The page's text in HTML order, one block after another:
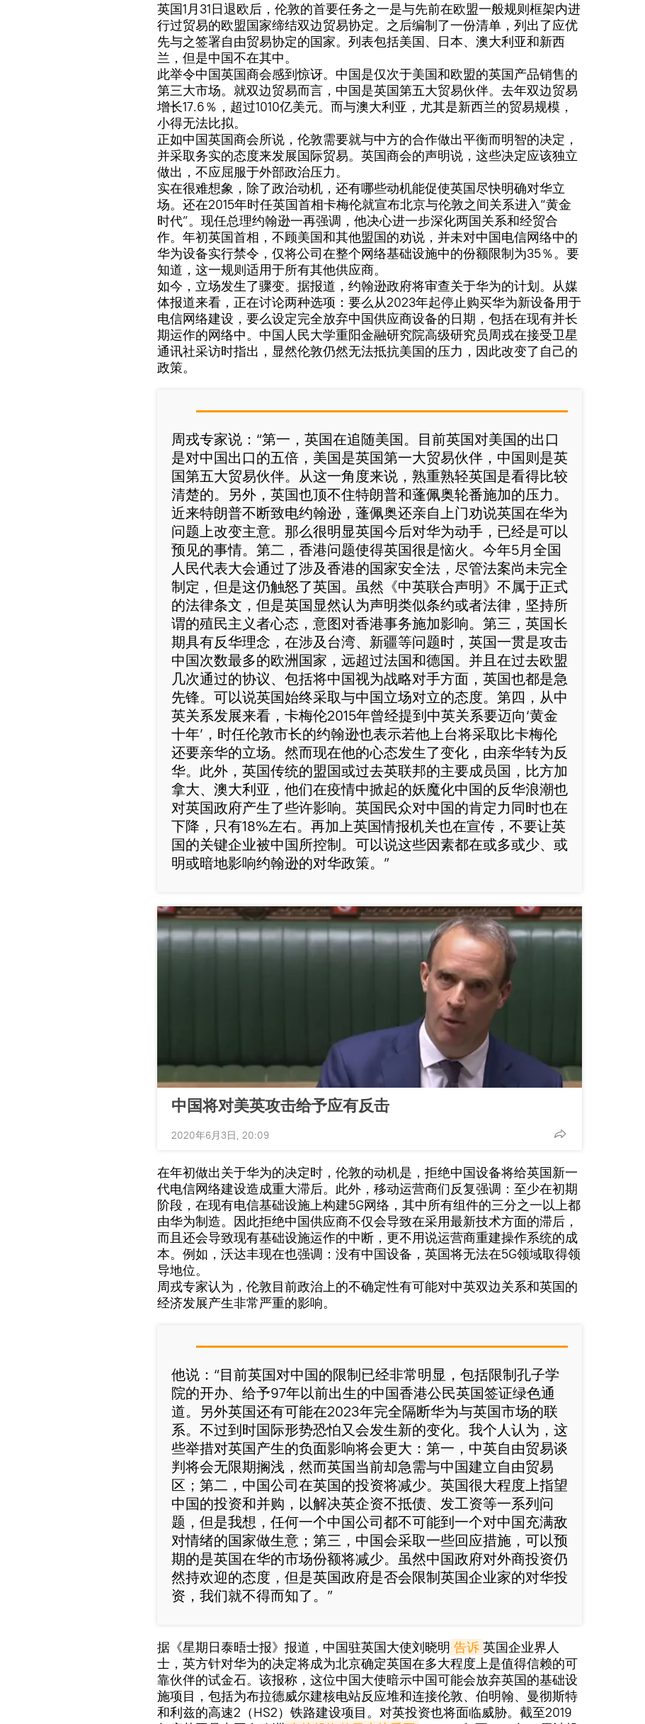
英国1月31日退欧后，伦敦的首要任务之一是与先前在欧盟一般规则框架内进
行过贸易的欧盟国家缔结双边贸易协定。之后编制了一份清单，列出了应优
先与之签署自由贸易协定的国家。列表包括美国、日本、澳大利亚和新西
兰，但是中国不在其中。
此举令中国英国商会感到惊讶。中国是仅次于美国和欧盟的英国产品销售的
第三大市场。就双边贸易而言，中国是英国第五大贸易伙伴。去年双边贸易
增长17.6％，超过1010亿美元。而与澳大利亚，尤其是新西兰的贸易规模，
小得无法比拟。
正如中国英国商会所说，伦敦需要就与中方的合作做出平衡而明智的决定，
并采取务实的态度来发展国际贸易。英国商会的声明说，这些决定应该独立
做出，不应屈服于外部政治压力。
实在很难想象，除了政治动机，还有哪些动机能促使英国尽快明确对华立
场。还在2015年时任英国首相卡梅伦就宣布北京与伦敦之间关系进入“黄金
时代”。现任总理约翰逊一再强调，他决心进一步深化两国关系和经贸合
作。年初英国首相，不顾美国和其他盟国的劝说，并未对中国电信网络中的
华为设备实行禁令，仅将公司在整个网络基础设施中的份额限制为35％。要
知道，这一规则适用于所有其他供应商。
如今，立场发生了骤变。据报道，约翰逊政府将审查关于华为的计划。从媒
体报道来看，正在讨论两种选项：要么从2023年起停止购买华为新设备用于
电信网络建设，要么设定完全放弃中国供应商设备的日期，包括在现有并长
期运作的网络中。中国人民大学重阳金融研究院高级研究员周戎在接受卫星
通讯社采访时指出，显然伦敦仍然无法抵抗美国的压力，因此改变了自己的
政策。
周戎专家说：“第一，英国在追随美国。目前英国对美国的出口
是对中国出口的五倍，美国是英国第一大贸易伙伴，中国则是英
国第五大贸易伙伴。从这一角度来说，熟重熟轻英国是看得比较
清楚的。另外，英国也顶不住特朗普和蓬佩奥轮番施加的压力。
近来特朗普不断致电约翰逊，蓬佩奥还亲自上门劝说英国在华为
问题上改变主意。那么很明显英国今后对华为动手，已经是可以
预见的事情。第二，香港问题使得英国很是恼火。今年5月全国
人民代表大会通过了涉及香港的国家安全法，尽管法案尚未完全
制定，但是这仍触怒了英国。虽然《中英联合声明》不属于正式
的法律条文，但是英国显然认为声明类似条约或者法律，坚持所
谓的殖民主义者心态，意图对香港事务施加影响。第三，英国长
期具有反华理念，在涉及台湾、新疆等问题时，英国一贯是攻击
中国次数最多的欧洲国家，远超过法国和德国。并且在过去欧盟
几次通过的协议、包括将中国视为战略对手方面，英国也都是急
先锋。可以说英国始终采取与中国立场对立的态度。第四，从中
英关系发展来看，卡梅伦2015年曾经提到中英关系要迈向‘黄金
十年’，时任伦敦市长的约翰逊也表示若他上台将采取比卡梅伦
还要亲华的立场。然而现在他的心态发生了变化，由亲华转为反
华。此外，英国传统的盟国或过去英联邦的主要成员国，比方加
拿大、澳大利亚，他们在疫情中掀起的妖魔化中国的反华浪潮也
对英国政府产生了些许影响。英国民众对中国的肯定力同时也在
下降，只有18%左右。再加上英国情报机关也在宣传，不要让英
国的关键企业被中国所控制。可以说这些因素都在或多或少、或
明或暗地影响约翰逊的对华政策。”
中国将对美英攻击给予应有反击
2020年6月3日, 20:09
在年初做出关于华为的决定时，伦敦的动机是，拒绝中国设备将给英国新一
代电信网络建设造成重大滞后。此外，移动运营商们反复强调：至少在初期
阶段，在现有电信基础设施上构建5G网络，其中所有组件的三分之一以上都
由华为制造。因此拒绝中国供应商不仅会导致在采用最新技术方面的滞后，
而且还会导致现有基础设施运作的中断，更不用说运营商重建操作系统的成
本。例如，沃达丰现在也强调：没有中国设备，英国将无法在5G领域取得领
导地位。
周戎专家认为，伦敦目前政治上的不确定性有可能对中英双边关系和英国的
经济发展产生非常严重的影响。
他说：“目前英国对中国的限制已经非常明显，包括限制孔子学
院的开办、给予97年以前出生的中国香港公民英国签证绿色通
道。另外英国还有可能在2023年完全隔断华为与英国市场的联
系。不过到时国际形势恐怕又会发生新的变化。我个人认为，这
些举措对英国产生的负面影响将会更大：第一，中英自由贸易谈
判将会无限期搁浅，然而英国当前却急需与中国建立自由贸易
区；第二，中国公司在英国的投资将减少。英国很大程度上指望
中国的投资和并购，以解决英企资不抵债、发工资等一系列问
题，但是我想，任何一个中国公司都不可能到一个对中国充满敌
对情绪的国家做生意；第三，中国会采取一些回应措施，可以预
期的是英国在华的市场份额将减少。虽然中国政府对外商投资仍
然持欢迎的态度，但是英国政府是否会限制英国企业家的对华投
资，我们就不得而知了。”
据《星期日泰晤士报》报道，中国驻英国大使刘晓明 告诉 英国企业界人
士，英方针对华为的决定将成为北京确定英国在多大程度上是值得信赖的可
靠伙伴的试金石。该报称，这位中国大使暗示中国可能会放弃英国的基础设
施项目，包括为布拉德威尔建核电站反应堆和连接伦敦、伯明翰、曼彻斯特
和利兹的高速2（HS2）铁路建设项目。对英投资也将面临威胁。截至2019